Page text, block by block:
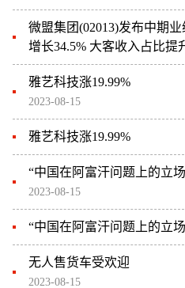
微盟集团(02013)发布中期
增长34.5% 大客收入占比提
雅艺科技涨19.99%
2023-08-15
雅艺科技涨19.99%
“中国在阿富汗问题上的立
2023-08-15
“中国在阿富汗问题上的立
无人售货车受欢迎
2023-08-15